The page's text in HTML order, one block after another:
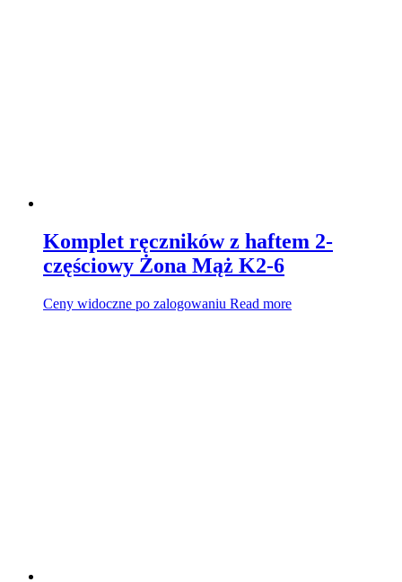
Komplet ręczników z haftem 2-
częściowy Żona Mąż K2-6
Ceny widoczne po zalogowaniu Read more